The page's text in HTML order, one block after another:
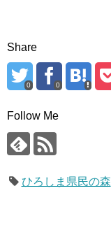
Share
0 0
Follow Me
ひろしま県民の森